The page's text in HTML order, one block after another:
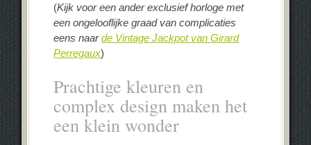
(Kijk voor een ander exclusief horloge met
een ongelooflijke graad van complicaties
eens naarde Vintage Jackpot van Girard
Perregaux)
Prachtige kleuren en
complex design maken het
een klein wonder